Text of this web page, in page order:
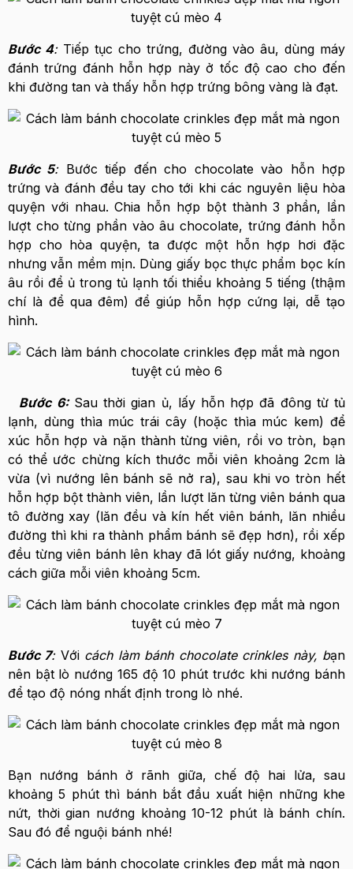
Bước 4: Tiếp tục cho trứng, đường vào âu, dùng máy
đánh trứng đánh hỗn hợp này ở tốc độ cao cho đến
khi đường tan và thấy hỗn hợp trứng bông vàng là đạt.
Bước 5: Bước tiếp đến cho chocolate vào hỗn hợp
trứng và đánh đều tay cho tới khi các nguyên liệu hòa
quyện với nhau. Chia hỗn hợp bột thành 3 phần, lần
lượt cho từng phần vào âu chocolate, trứng đánh hỗn
hợp cho hòa quyện, ta được một hỗn hợp hơi đặc
nhưng vẫn mềm mịn. Dùng giấy bọc thực phẩm bọc kín
âu rồi để ủ trong tủ lạnh tối thiểu khoảng 5 tiếng (thậm
chí là để qua đêm) để giúp hỗn hợp cứng lại, dễ tạo
hình.
Bước 6: Sau thời gian ủ, lấy hỗn hợp đã đông từ tủ
lạnh, dùng thìa múc trái cây (hoặc thìa múc kem) để
xúc hỗn hợp và nặn thành từng viên, rồi vo tròn, bạn
có thể ước chừng kích thước mỗi viên khoảng 2cm là
vừa (vì nướng lên bánh sẽ nở ra), sau khi vo tròn hết
hỗn hợp bột thành viên, lần lượt lăn từng viên bánh qua
tô đường xay (lăn đều và kín hết viên bánh, lăn nhiều
đường thì khi ra thành phẩm bánh sẽ đẹp hơn), rồi xếp
đều từng viên bánh lên khay đã lót giấy nướng, khoảng
cách giữa mỗi viên khoảng 5cm.
Bước 7: Với cách làm bánh chocolate crinkles này, bạn
nên bật lò nướng 165 độ 10 phút trước khi nướng bánh
để tạo độ nóng nhất định trong lò nhé.
Bạn nướng bánh ở rãnh giữa, chế độ hai lửa, sau
khoảng 5 phút thì bánh bắt đầu xuất hiện những khe
nứt, thời gian nướng khoảng 10-12 phút là bánh chín.
Sau đó để nguội bánh nhé!